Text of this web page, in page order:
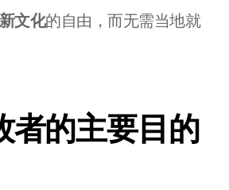
文化的自由，而无需当地就
者的主要目的